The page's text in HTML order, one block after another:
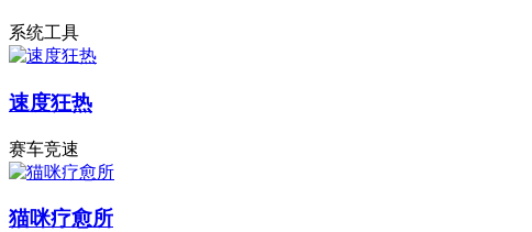
系统工具
速度狂热
赛车竞速
猫咪疗愈所